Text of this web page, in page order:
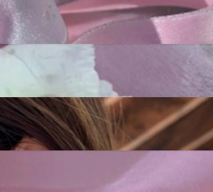
Süßwasserperlen
Perlen Brillanten Armband
mit Diamanten
Armband in Weißgold 585